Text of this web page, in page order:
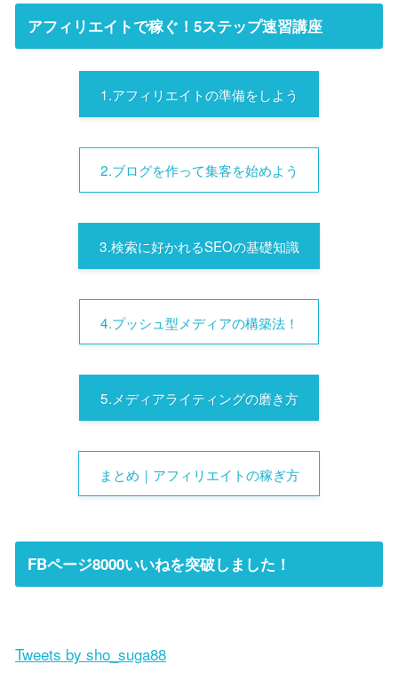
アフィリエイトで稼ぐ！5ステップ速習講座
1.アフィリエイトの準備をしよう
2.ブログを作って集客を始めよう
3.検索に好かれるSEOの基礎知識
4.プッシュ型メディアの構築法！
5.メディアライティングの磨き方
まとめ｜アフィリエイトの稼ぎ方
FBページ8000いいねを突破しました！
Tweets by sho_suga88